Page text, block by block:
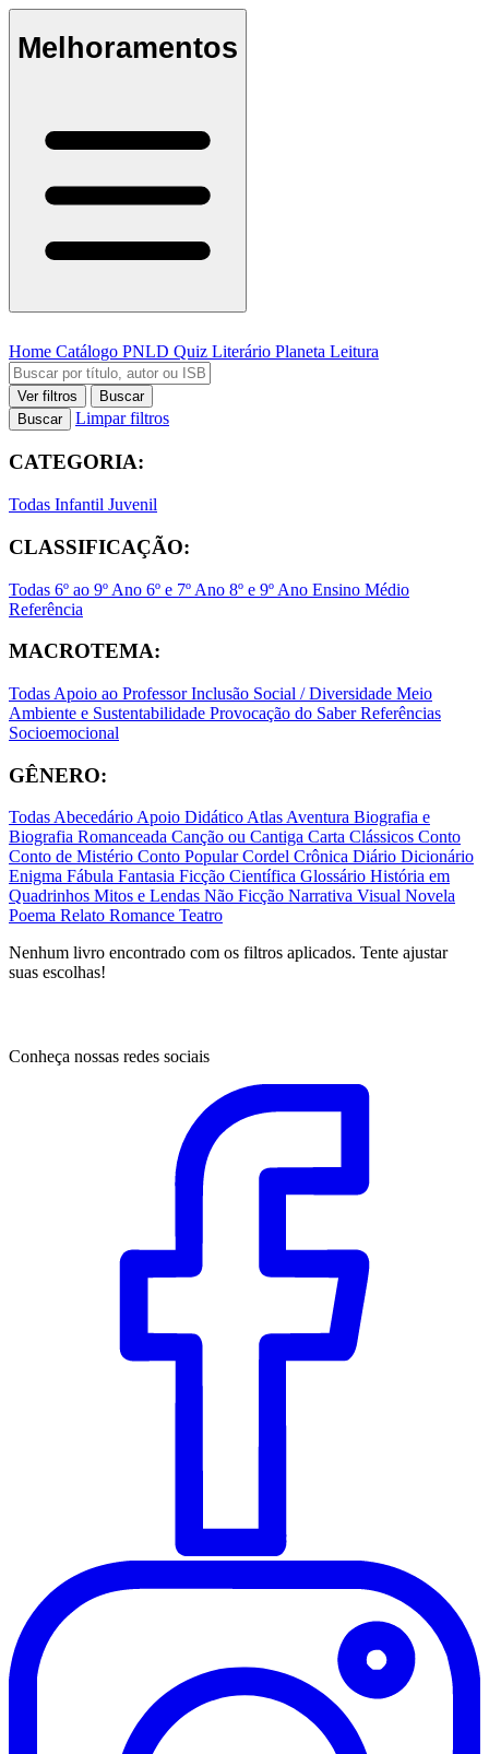
Melhoramentos
Home Catálogo PNLD Quiz Literário Planeta Leitura
Ver filtros
Buscar
Buscar
Limpar filtros
CATEGORIA:
Todas Infantil Juvenil
CLASSIFICAÇÃO:
Todas 6º ao 9º Ano 6º e 7º Ano 8º e 9º Ano Ensino Médio
Referência
MACROTEMA:
Todas Apoio ao ProfessorInclusão Social / Diversidade Meio
Ambiente e Sustentabilidade Provocação do SaberReferências
Socioemocional
GÊNERO:
TodasAbecedárioApoio DidáticoAtlasAventura Biografia e
Biografia Romanceada Canção ou Cantiga Carta Clássicos Conto
Conto de Mistério Conto PopularCordel Crônica Diário Dicionário
Enigma Fábula Fantasia Ficção Científica Glossário História em
Quadrinhos Mitos e Lendas Não Ficção Narrativa Visual Novela
Poema Relato Romance Teatro
Nenhum livro encontrado com os filtros aplicados. Tente ajustar
suas escolhas!
Conheça nossas redes sociais